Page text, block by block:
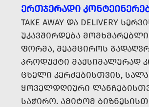
ᲔᲠᲗᲯᲔᲠᲐᲓᲘ ᲙᲝᲜᲢᲔᲘᲜᲔᲠᲔᲑᲘ
TAKE AWAY ᲓᲐ DELIVERY
ᲣᲙᲐᲕᲨᲘᲠᲓᲔᲑᲐ
ᲤᲝᲠᲛᲐ, ᲨᲔᲐᲛᲪᲘᲠᲝᲡ
ᲞᲠᲝᲓᲣᲥᲢᲘ ᲛᲐᲥᲡᲘᲛᲐᲚᲣᲠᲐᲓ
ᲪᲮᲔᲚᲘ ᲙᲔᲠᲫᲔᲑᲘᲡᲗᲕᲘᲡ,
ᲧᲝᲕᲔᲚᲓᲦᲘᲣᲠᲘ
ᲡᲐᲭᲘᲠᲝ. ᲐᲛᲘᲢᲝᲛ